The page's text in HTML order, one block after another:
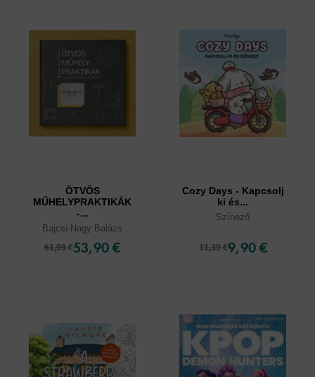
ÖTVÖS
MŰHELYPRAKTIKÁK
-...
Bajcsi-Nagy Balázs
61,99 €53,90 €
Cozy Days - Kapcsolj
ki és...
Színező
11,39 €9,90 €